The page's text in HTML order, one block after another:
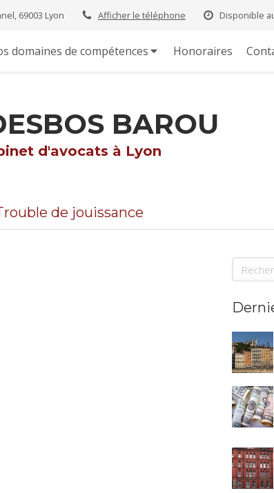
Disponible
Afficher le téléphone
69003 Lyon
domaines de compétences Honoraires
BAROU
d'avocats à Lyon
de jouissance